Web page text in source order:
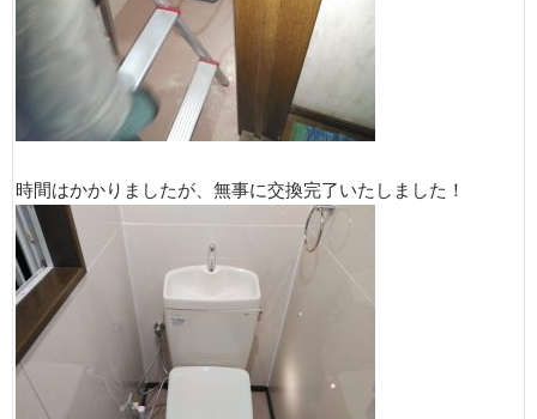
時間はかかりましたが、無事に交換完了いたしました！